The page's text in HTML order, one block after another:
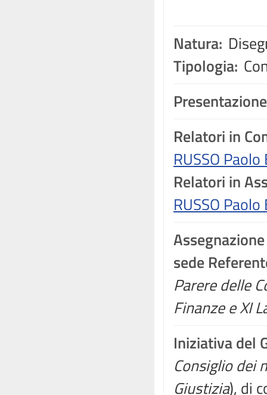
Natura:
Tipologia:
Relatori in
RUSSO
Relatori in
RUSSO
Assegnazione
sede
Parere delle
Finanze e XI
Iniziativa del
Consiglio dei
Giustizia), di